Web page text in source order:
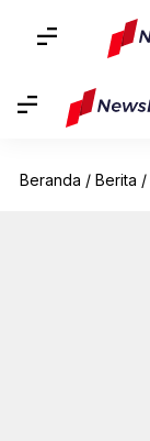
Beranda / Berita /